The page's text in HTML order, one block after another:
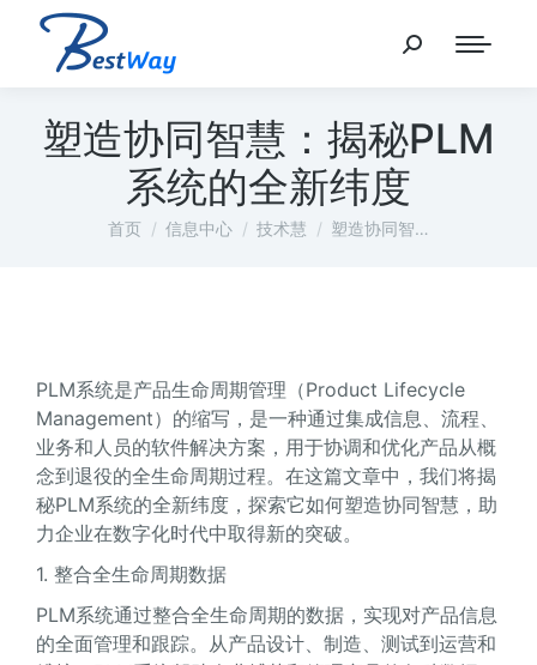
塑造协同智慧：揭秘PLM
系统的全新纬度
您在这里：
首页 信息中心 技术慧 塑造协同智…
PLM系统是产品生命周期管理（Product Lifecycle
Management）的缩写，是一种通过集成信息、流程、
业务和人员的软件解决方案，用于协调和优化产品从概
念到退役的全生命周期过程。在这篇文章中，我们将揭
秘PLM系统的全新纬度，探索它如何塑造协同智慧，助
力企业在数字化时代中取得新的突破。
1. 整合全生命周期数据
PLM系统通过整合全生命周期的数据，实现对产品信息
的全面管理和跟踪。从产品设计、制造、测试到运营和